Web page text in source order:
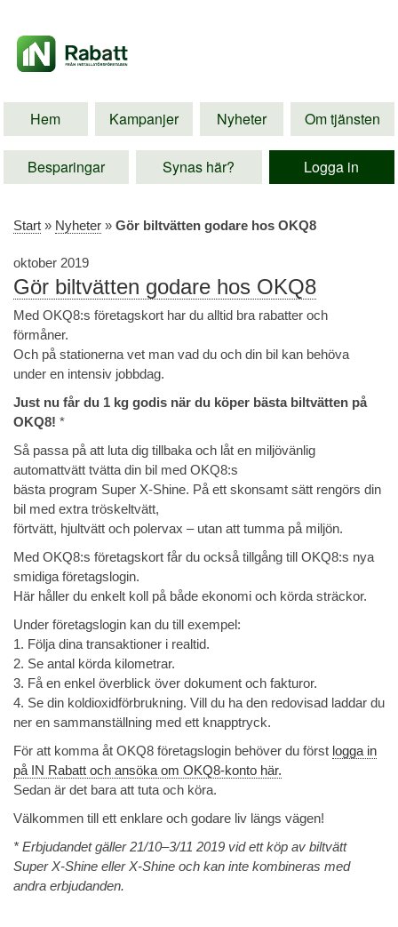
Hem Kampanjer Nyheter Om tjänsten
Besparingar Synas här? Logga in
Start » Nyheter » Gör biltvätten godare hos OKQ8
oktober 2019
Gör biltvätten godare hos OKQ8
Med OKQ8:s företagskort har du alltid bra rabatter och
förmåner.
Och på stationerna vet man vad du och din bil kan behöva
under en intensiv jobbdag.
Just nu får du 1 kg godis när du köper bästa biltvätten på
OKQ8! *
Så passa på att luta dig tillbaka och låt en miljövänlig
automattvätt tvätta din bil med OKQ8:s
bästa program Super X-Shine. På ett skonsamt sätt rengörs din
bil med extra tröskeltvätt,
förtvätt, hjultvätt och polervax – utan att tumma på miljön.
Med OKQ8:s företagskort får du också tillgång till OKQ8:s nya
smidiga företagslogin.
Här håller du enkelt koll på både ekonomi och körda sträckor.
Under företagslogin kan du till exempel:
1. Följa dina transaktioner i realtid.
2. Se antal körda kilometrar.
3. Få en enkel överblick över dokument och fakturor.
4. Se din koldioxidförbrukning. Vill du ha den redovisad laddar du
ner en sammanställning med ett knapptryck.
För att komma åt OKQ8 företagslogin behöver du först logga in
på IN Rabatt och ansöka om OKQ8-konto här.
Sedan är det bara att tuta och köra.
Välkommen till ett enklare och godare liv längs vägen!
* Erbjudandet gäller 21/10–3/11 2019 vid ett köp av biltvätt
Super X-Shine eller X-Shine och kan inte kombineras med
andra erbjudanden.